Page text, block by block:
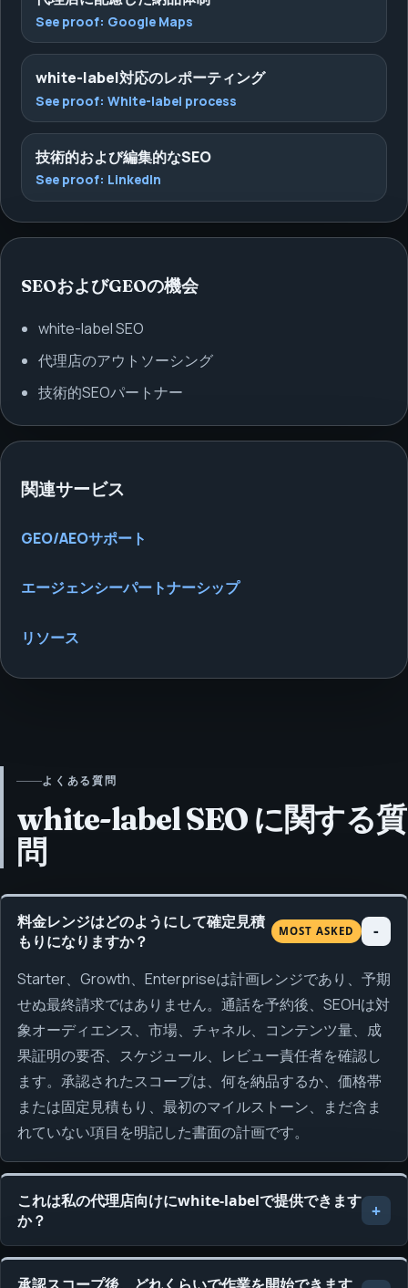
See proof: Google Maps
white-label対応のレポーティング
See proof: White-label process
技術的および編集的なSEO
See proof: LinkedIn
SEOおよびGEOの機会
white-label SEO
代理店のアウトソーシング
技術的SEOパートナー
関連サービス
GEO/AEOサポート
エージェンシーパートナーシップ
リソース
よくある質問
white-label SEO に関する質
問
料金レンジはどのようにして確定見積
もりになりますか？
MOST ASKED
Starter、Growth、Enterpriseは計画レンジであり、予期
せぬ最終請求ではありません。通話を予約後、SEOHは対
象オーディエンス、市場、チャネル、コンテンツ量、成
果証明の要否、スケジュール、レビュー責任者を確認し
ます。承認されたスコープは、何を納品するか、価格帯
または固定見積もり、最初のマイルストーン、まだ含ま
れていない項目を明記した書面の計画です。
これは私の代理店向けにwhite-labelで提供できます
か？